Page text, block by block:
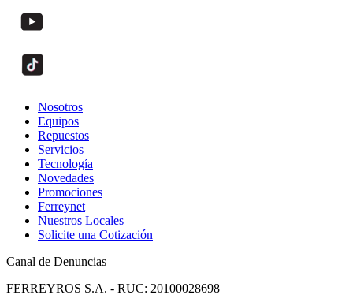
Nosotros
Equipos
Repuestos
Servicios
Tecnología
Novedades
Promociones
Ferreynet
Nuestros Locales
Solicite una Cotización
Canal de Denuncias
FERREYROS S.A. - RUC: 20100028698